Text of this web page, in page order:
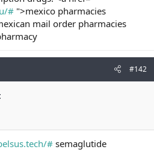
# ">mexico pharmacies
mail order pharmacies
#142
#semaglutide